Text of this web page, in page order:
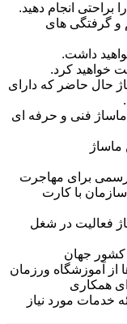
انجام دهید.
و گرفتگی های
خواهید کرد.
حال حاضر که دارای
فنی و حرفه ای
رسمی برای مهاجرت
با کارت
فعالیت در شغل
از آموزشگاه ورزمان
همکاری
خدمات مورد نیاز